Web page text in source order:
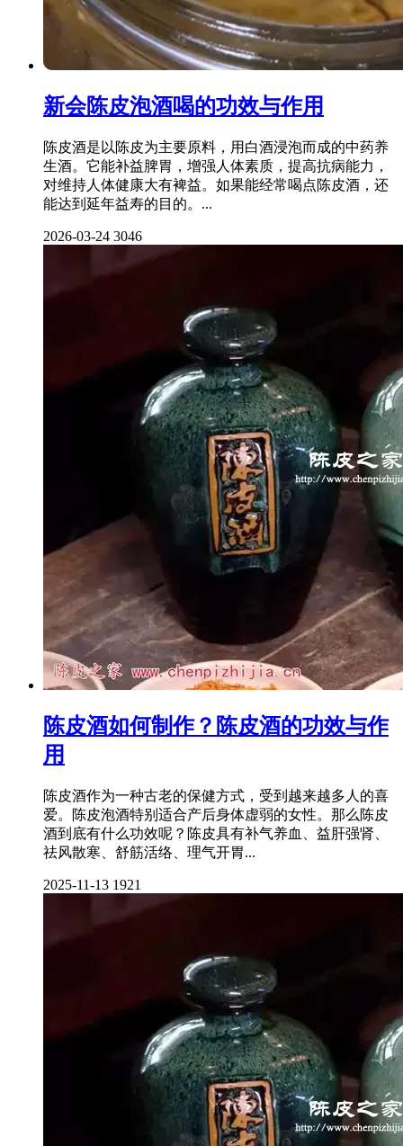
新会陈皮泡酒喝的功效与作用
陈皮酒是以陈皮为主要原料，用白酒浸泡而成的中药养
生酒。它能补益脾胃，增强人体素质，提高抗病能力，
对维持人体健康大有裨益。如果能经常喝点陈皮酒，还
能达到延年益寿的目的。...
2026-03-24 3046
陈皮酒如何制作？陈皮酒的功效与作
用
陈皮酒作为一种古老的保健方式，受到越来越多人的喜
爱。陈皮泡酒特别适合产后身体虚弱的女性。那么陈皮
酒到底有什么功效呢？陈皮具有补气养血、益肝强肾、
祛风散寒、舒筋活络、理气开胃...
2025-11-13 1921